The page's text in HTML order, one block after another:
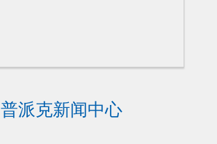
普派克新闻中心